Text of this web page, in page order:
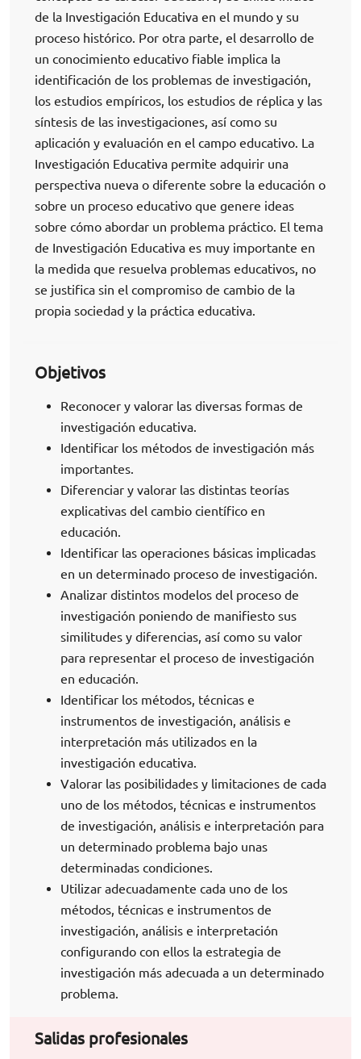
de la Investigación Educativa en el mundo y su
proceso histórico. Por otra parte, el desarrollo de
un conocimiento educativo fiable implica la
identificación de los problemas de investigación,
los estudios empíricos, los estudios de réplica y las
síntesis de las investigaciones, así como su
aplicación y evaluación en el campo educativo. La
Investigación Educativa permite adquirir una
perspectiva nueva o diferente sobre la educación o
sobre un proceso educativo que genere ideas
sobre cómo abordar un problema práctico. El tema
de Investigación Educativa es muy importante en
la medida que resuelva problemas educativos, no
se justifica sin el compromiso de cambio de la
propia sociedad y la práctica educativa.
Objetivos
Reconocer y valorar las diversas formas de
investigación educativa.
Identificar los métodos de investigación más
importantes.
Diferenciar y valorar las distintas teorías
explicativas del cambio científico en
educación.
Identificar las operaciones básicas implicadas
en un determinado proceso de investigación.
Analizar distintos modelos del proceso de
investigación poniendo de manifiesto sus
similitudes y diferencias, así como su valor
para representar el proceso de investigación
en educación.
Identificar los métodos, técnicas e
instrumentos de investigación, análisis e
interpretación más utilizados en la
investigación educativa.
Valorar las posibilidades y limitaciones de cada
uno de los métodos, técnicas e instrumentos
de investigación, análisis e interpretación para
un determinado problema bajo unas
determinadas condiciones.
Utilizar adecuadamente cada uno de los
métodos, técnicas e instrumentos de
investigación, análisis e interpretación
configurando con ellos la estrategia de
investigación más adecuada a un determinado
problema.
Salidas profesionales